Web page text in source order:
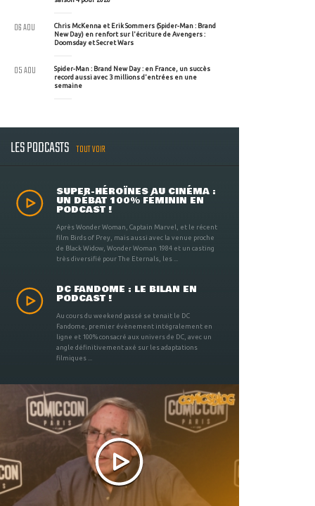
Chris McKenna et Erik Sommers (Spider-Man : Brand
New Day) en renfort sur l'écriture de Avengers :
Doomsday et Secret Wars
06 AOU
Spider-Man : Brand New Day : en France, un succès
record aussi avec 3 millions d'entrées en une
semaine
05 AOU
LES PODCASTS TOUT VOIR
SUPER-HÉROÏNES AU CINÉMA :
UN DÉBAT 100% FÉMININ EN
PODCAST !
Après Wonder Woman, Captain Marvel, et le récent
film Birds of Prey, mais aussi avec la venue proche
de Black Widow, Wonder Woman 1984 et un casting
très diversifié pour The Eternals, les ...
DC FANDOME : LE BILAN EN
PODCAST !
Au cours du weekend passé se tenait le DC
Fandome, premier évènement intégralement en
ligne et 100% consacré aux univers de DC, avec un
angle définitivement axé sur les adaptations
filmiques ...